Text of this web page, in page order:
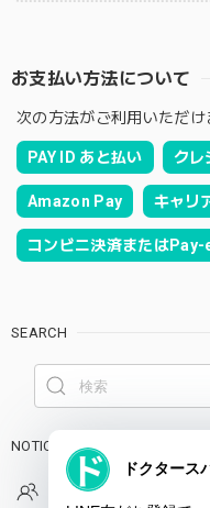
お支払い方法について
次の方法がご利用いただけ
PAY ID あと払い クレ
Amazon Pay キャリ
コンビニ決済またはPay-
SEARCH
NOTICE
プライバシーポリシー